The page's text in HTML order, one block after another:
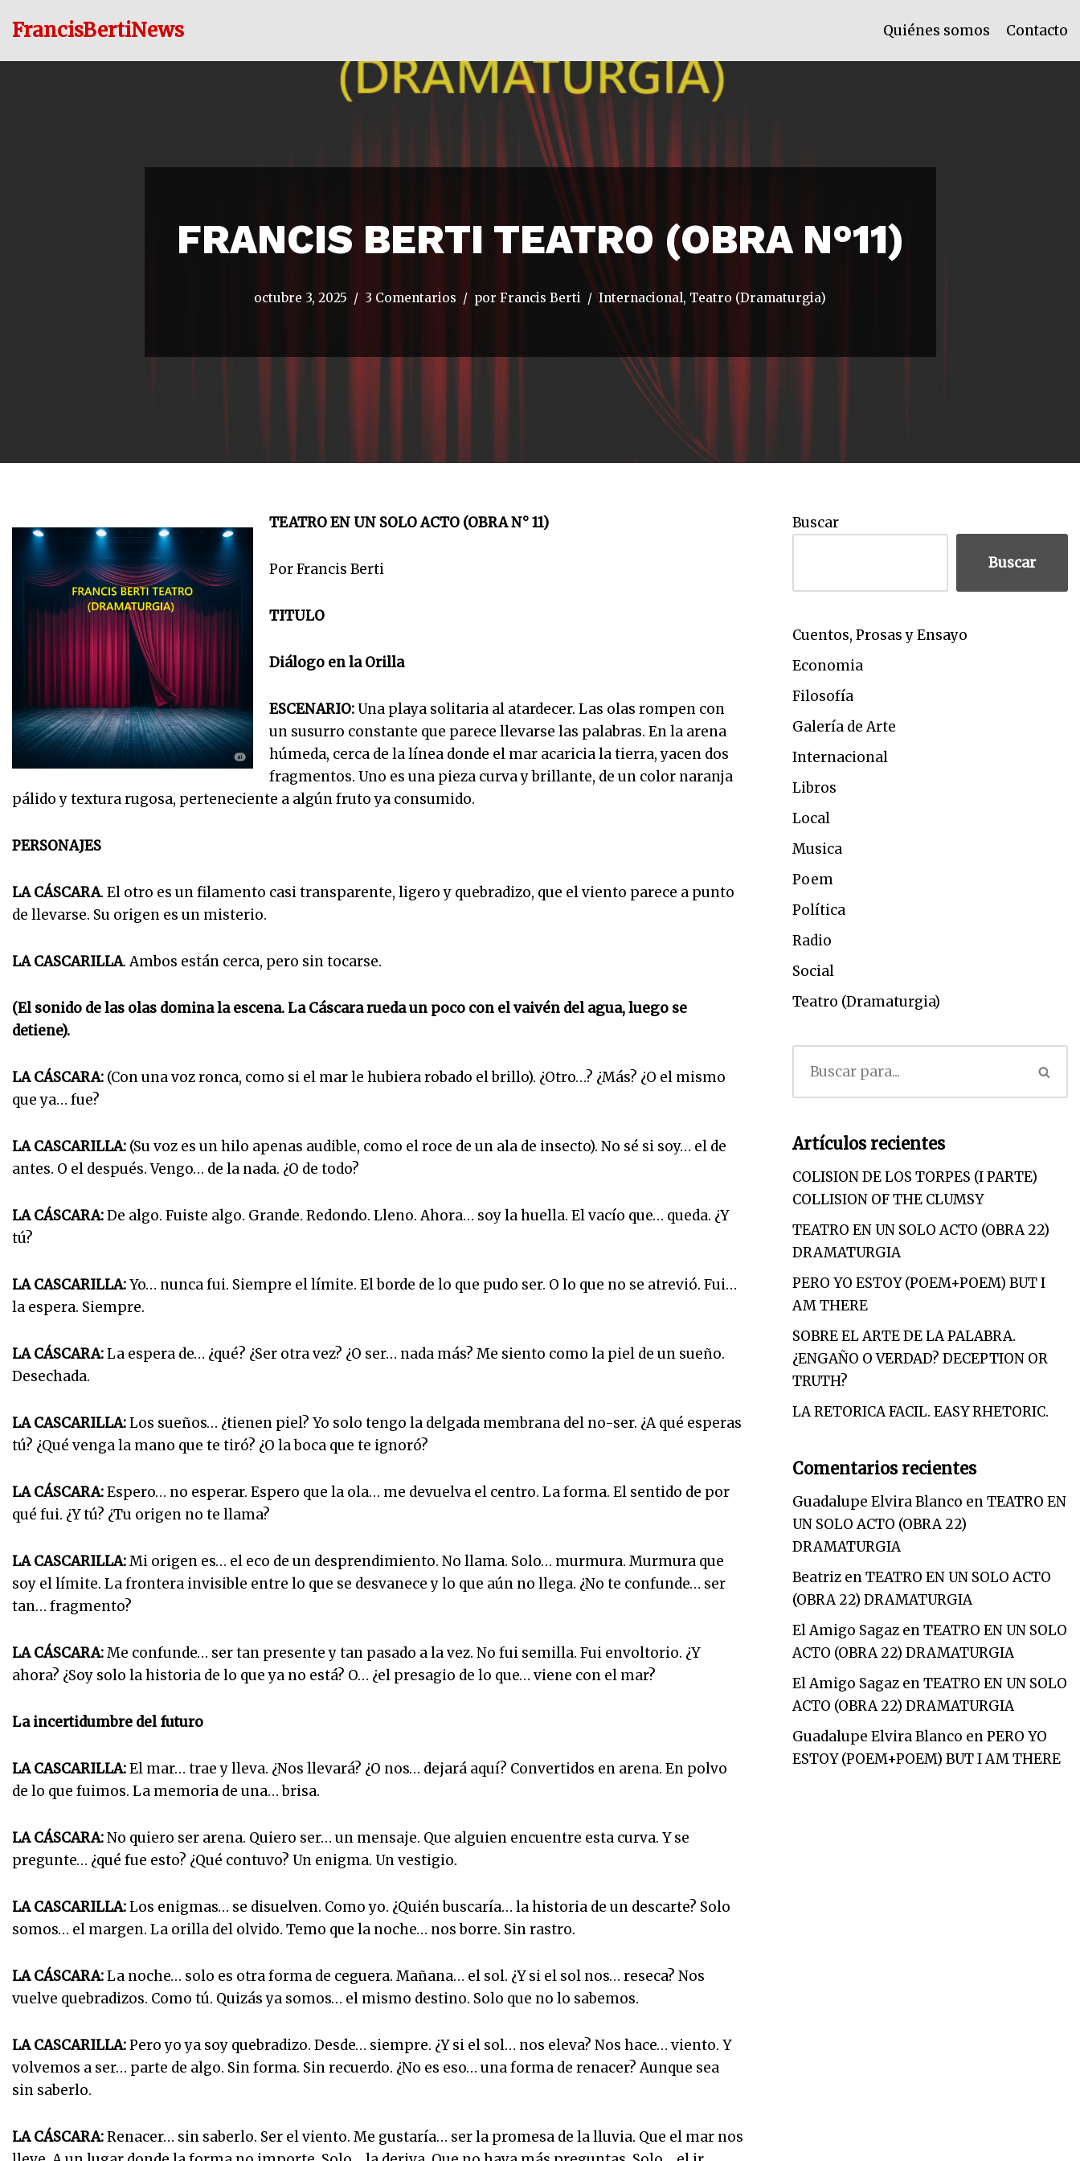
FrancisBertiNews Quiénes somos Contacto
FRANCIS BERTI TEATRO (OBRA N°11)
octubre 3, 2025 3 Comentarios por Francis Berti Internacional, Teatro (Dramaturgia)
TEATRO EN UN SOLO ACTO (OBRA N° 11)
Por Francis Berti
TITULO
Diálogo en la Orilla
ESCENARIO:Una playa solitaria al atardecer. Las olas rompen con
un susurro constante que parece llevarse las palabras. En la arena
húmeda, cerca de la línea donde el mar acaricia la tierra, yacen dos
fragmentos. Uno es una pieza curva y brillante, de un color naranja
pálido y textura rugosa, perteneciente a algún fruto ya consumido.
PERSONAJES
LA CÁSCARA. El otro es un filamento casi transparente, ligero y quebradizo, que el viento parece a punto
de llevarse. Su origen es un misterio.
LA CASCARILLA. Ambos están cerca, pero sin tocarse.
(El sonido de las olas domina la escena. La Cáscara rueda un poco con el vaivén del agua, luego se
detiene).
LA CÁSCARA: (Con una voz ronca, como si el mar le hubiera robado el brillo). ¿Otro…? ¿Más? ¿O el mismo
que ya… fue?
LA CASCARILLA: (Su voz es un hilo apenas audible, como el roce de un ala de insecto). No sé si soy… el de
antes. O el después. Vengo… de la nada. ¿O de todo?
LA CÁSCARA:De algo. Fuiste algo. Grande. Redondo. Lleno. Ahora… soy la huella. El vacío que… queda. ¿Y
tú?
LA CASCARILLA:Yo… nunca fui. Siempre el límite. El borde de lo que pudo ser. O lo que no se atrevió. Fui…
la espera. Siempre.
LA CÁSCARA:La espera de… ¿qué? ¿Ser otra vez? ¿O ser… nada más? Me siento como la piel de un sueño.
Desechada.
LA CASCARILLA:Los sueños… ¿tienen piel? Yo solo tengo la delgada membrana del no-ser. ¿A qué esperas
tú? ¿Qué venga la mano que te tiró? ¿O la boca que te ignoró?
LA CÁSCARA:Espero… no esperar. Espero que la ola… me devuelva el centro. La forma. El sentido de por
qué fui. ¿Y tú? ¿Tu origen no te llama?
LA CASCARILLA:Mi origen es… el eco de un desprendimiento. No llama. Solo… murmura. Murmura que
soy el límite. La frontera invisible entre lo que se desvanece y lo que aún no llega. ¿No te confunde… ser
tan… fragmento?
LA CÁSCARA:Me confunde… ser tan presente y tan pasado a la vez. No fui semilla. Fui envoltorio. ¿Y
ahora? ¿Soy solo la historia de lo que ya no está? O… ¿el presagio de lo que… viene con el mar?
La incertidumbre del futuro
LA CASCARILLA:El mar… trae y lleva. ¿Nos llevará? ¿O nos… dejará aquí? Convertidos en arena. En polvo
de lo que fuimos. La memoria de una… brisa.
LA CÁSCARA:No quiero ser arena. Quiero ser… un mensaje. Que alguien encuentre esta curva. Y se
pregunte… ¿qué fue esto? ¿Qué contuvo? Un enigma. Un vestigio.
LA CASCARILLA:Los enigmas… se disuelven. Como yo. ¿Quién buscaría… la historia de un descarte? Solo
somos… el margen. La orilla del olvido. Temo que la noche… nos borre. Sin rastro.
LA CÁSCARA:La noche… solo es otra forma de ceguera. Mañana… el sol. ¿Y si el sol nos… reseca? Nos
vuelve quebradizos. Como tú. Quizás ya somos… el mismo destino. Solo que no lo sabemos.
LA CASCARILLA:Pero yo ya soy quebradizo. Desde… siempre. ¿Y si el sol… nos eleva? Nos hace… viento. Y
volvemos a ser… parte de algo. Sin forma. Sin recuerdo. ¿No es eso… una forma de renacer? Aunque sea
sin saberlo.
LA CÁSCARA:Renacer… sin saberlo. Ser el viento. Me gustaría… ser la promesa de la lluvia. Que el mar nos
Buscar
Buscar
Cuentos, Prosas y Ensayo
Economia
Filosofía
Galería de Arte
Internacional
Libros
Local
Musica
Poem
Política
Radio
Social
Teatro (Dramaturgia)
Artículos recientes
COLISION DE LOS TORPES (I PARTE)
COLLISION OF THE CLUMSY
TEATRO EN UN SOLO ACTO (OBRA 22)
DRAMATURGIA
PERO YO ESTOY (POEM+POEM) BUT I
AM THERE
SOBRE EL ARTE DE LA PALABRA.
¿ENGAÑO O VERDAD? DECEPTION OR
TRUTH?
LA RETORICA FACIL. EASY RHETORIC.
Comentarios recientes
Guadalupe Elvira Blanco enTEATRO EN
UN SOLO ACTO (OBRA 22)
DRAMATURGIA
BeatrizenTEATRO EN UN SOLO ACTO
(OBRA 22) DRAMATURGIA
El Amigo SagazenTEATRO EN UN SOLO
ACTO (OBRA 22) DRAMATURGIA
El Amigo SagazenTEATRO EN UN SOLO
ACTO (OBRA 22) DRAMATURGIA
Guadalupe Elvira Blanco enPERO YO
ESTOY (POEM+POEM) BUT I AM THERE